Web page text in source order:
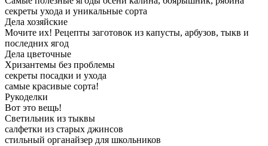
секреты ухода и уникальные сорта
Дела хозяйские
Мочите их! Рецепты заготовок из капусты, арбузов, тыкв и
последних ягод
Дела цветочные
Хризантемы без проблемы
секреты посадки и ухода
самые красивые сорта!
Рукоделки
Вот это вещь!
Светильник из тыквы
салфетки из старых джинсов
стильный органайзер для школьников